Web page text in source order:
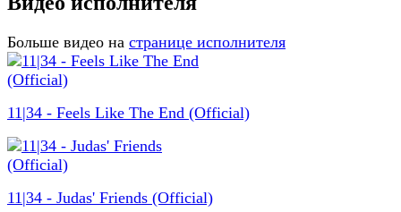
Больше видео на странице исполнителя
11|34 - Feels Like The End (Official)
11|34 - Judas' Friends (Official)